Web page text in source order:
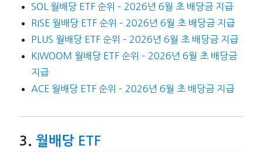
SOL 월배당 ETF 순위 – 2026년 6월 초 배당금 지급
RISE 월배당 ETF 순위 – 2026년 6월 초 배당금 지급
PLUS 월배당 ETF 순위 – 2026년 6월 초 배당금 지급
KIWOOM 월배당 ETF 순위 – 2026년 6월 초 배당금
지급
ACE 월배당 ETF 순위 – 2026년 6월 초 배당금 지급
월배당 ETF